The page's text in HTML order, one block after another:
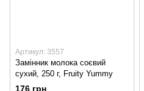
Артикул: 3557
Замінник молока соєвий
сухий, 250 г, Fruity Yummy
176 грн